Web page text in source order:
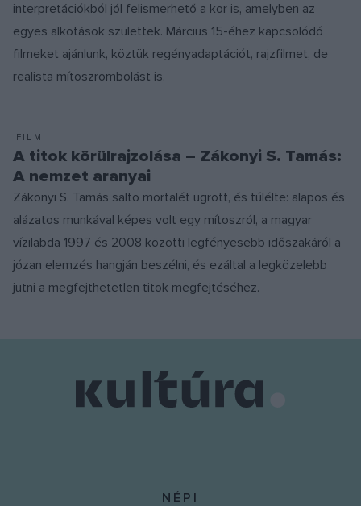
interpretációkból jól felismerhető a kor is, amelyben az
egyes alkotások születtek. Március 15-éhez kapcsolódó
filmeket ajánlunk, köztük regényadaptációt, rajzfilmet, de
realista mítoszrombolást is.
FILM
A titok körülrajzolása – Zákonyi S. Tamás:
A nemzet aranyai
Zákonyi S. Tamás salto mortalét ugrott, és túlélte: alapos és
alázatos munkával képes volt egy mítoszról, a magyar
vízilabda 1997 és 2008 közötti legfényesebb időszakáról a
józan elemzés hangján beszélni, és ezáltal a legközelebb
jutni a megfejthetetlen titok megfejtéséhez.
NÉPI